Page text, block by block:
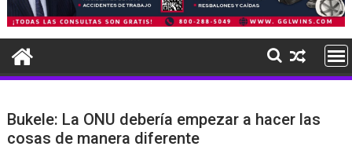
Bukele: La ONU debería empezar a hacer las
cosas de manera diferente